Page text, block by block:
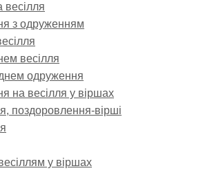
з одруженням
весілля
одруження
на весілля у віршах
поздоровлення-вірші
у віршах